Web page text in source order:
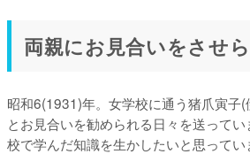
両親にお見合いをさせ
昭和6(1931)年。女学校に通う猪爪寅子
とお見合いを勧められる日々を送って
校で学んだ知識を生かしたいと思ってい